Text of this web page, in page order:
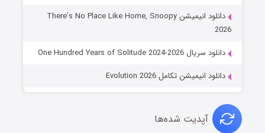
دانلود انیمیشن There’s No Place Like Home, Snoopy
2026
دانلود سریال One Hundred Years of Solitude 2024-2026
دانلود انیمیشن تکامل Evolution 2026
آپدیت شده‌ها